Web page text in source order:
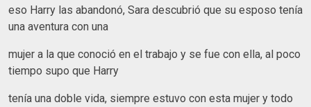
eso Harry las abandonó, Sara descubrió que su esposo tenía
una aventura con una
mujer a la que conoció en el trabajo y se fue con ella, al poco
tiempo supo que Harry
tenía una doble vida, siempre estuvo con esta mujer y todo